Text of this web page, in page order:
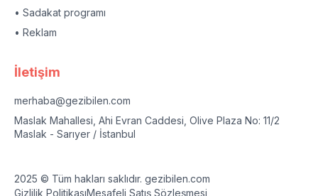
• Sadakat programı
• Reklam
İletişim
merhaba@gezibilen.com
Maslak Mahallesi, Ahi Evran Caddesi, Olive Plaza No: 11/2
Maslak - Sarıyer / İstanbul
2025 © Tüm hakları saklıdır. gezibilen.com
Gizlilik PolitikasıMesafeli Satış Sözleşmesi